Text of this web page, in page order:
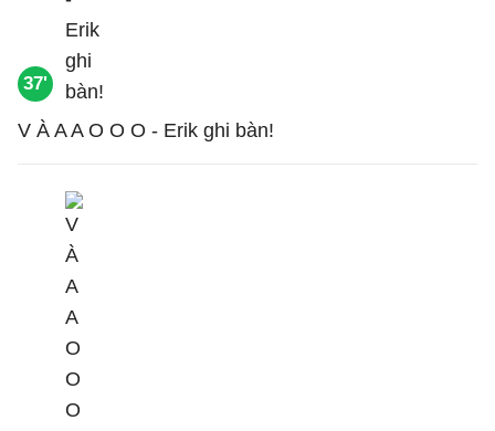
37'
V À A A O O O - Erik ghi bàn!